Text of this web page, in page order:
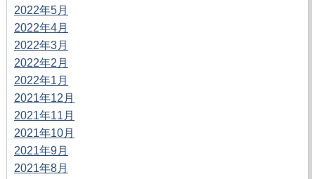
2022年5月
2022年4月
2022年3月
2022年2月
2022年1月
2021年12月
2021年11月
2021年10月
2021年9月
2021年8月